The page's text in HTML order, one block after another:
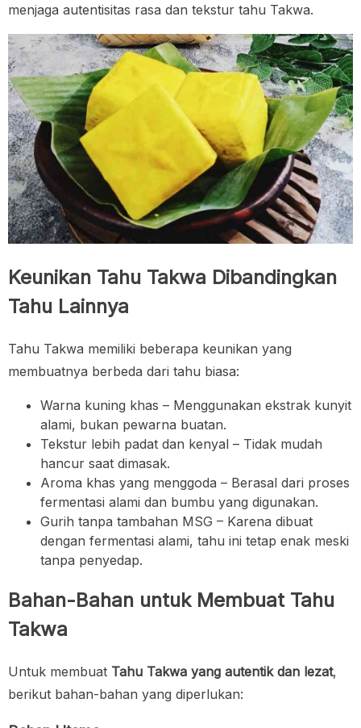
menjaga autentisitas rasa dan tekstur tahu Takwa.
Keunikan Tahu Takwa Dibandingkan
Tahu Lainnya
Tahu Takwa memiliki beberapa keunikan yang
membuatnya berbeda dari tahu biasa:
Warna kuning khas – Menggunakan ekstrak kunyit
alami, bukan pewarna buatan.
Tekstur lebih padat dan kenyal – Tidak mudah
hancur saat dimasak.
Aroma khas yang menggoda – Berasal dari proses
fermentasi alami dan bumbu yang digunakan.
Gurih tanpa tambahan MSG – Karena dibuat
dengan fermentasi alami, tahu ini tetap enak meski
tanpa penyedap.
Bahan-Bahan untuk Membuat Tahu
Takwa
Untuk membuat Tahu Takwa yang autentik dan lezat,
berikut bahan-bahan yang diperlukan: